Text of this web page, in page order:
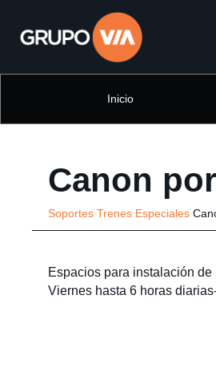
Inicio
Canon
Soportes Trenes Especiales
Espacios para instalación
Viernes hasta 6 horas